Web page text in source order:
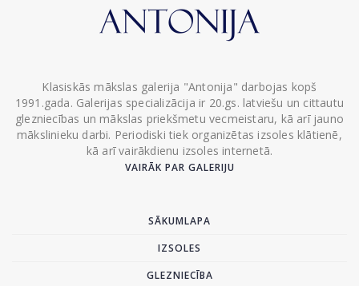
Klasiskās mākslas galerija "Antonija" darbojas kopš
1991.gada. Galerijas specializācija ir 20.gs. latviešu un cittautu
glezniecības un mākslas priekšmetu vecmeistaru, kā arī jauno
mākslinieku darbi. Periodiski tiek organizētas izsoles klātienē,
kā arī vairākdienu izsoles internetā.
VAIRĀK PAR GALERIJU
SĀKUMLAPA
IZSOLES
GLEZNIECĪBA